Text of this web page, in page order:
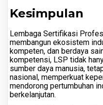
Kesimpulan
Lembaga Sertifikasi
membangun ekosistem
kompeten, dan berdaya
kompetensi, LSP tidak
sumber daya manusia,
nasional, memperkuat
mendorong pertumbuhan
berkelanjutan.